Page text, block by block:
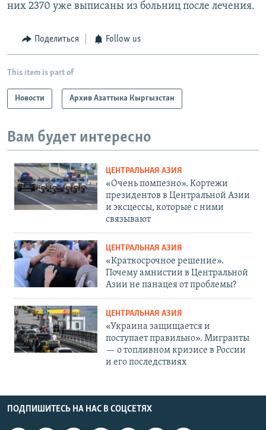
них 2370 уже выписаны из больниц после лечения.
Поделиться Follow us
This item is part of
Новости Архив Азаттыка Кыргызстан
Вам будет интересно
ЦЕНТРАЛЬНАЯ АЗИЯ
«Очень помпезно». Кортежи
президентов в Центральной Азии
и эксцессы, которые с ними
связывают
ЦЕНТРАЛЬНАЯ АЗИЯ
«Краткосрочное решение».
Почему амнистии в Центральной
Азии не панацея от проблемы?
ЦЕНТРАЛЬНАЯ АЗИЯ
«Украина защищается и
поступает правильно». Мигранты
— о топливном кризисе в России
и его последствиях
ПОДПИШИТЕСЬ НА НАС В СОЦСЕТЯХ